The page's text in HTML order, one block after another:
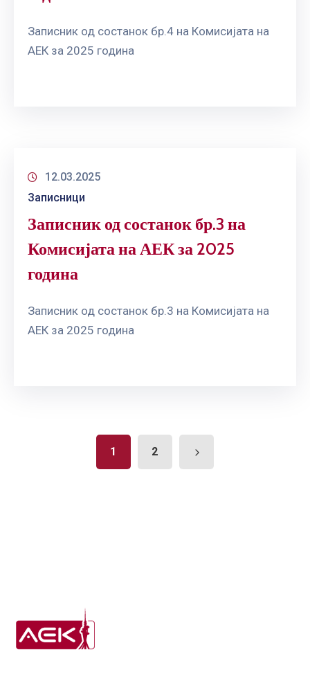
Записник од состанок бр.4 на Комисијата на
АЕК за 2025 година
12.03.2025
Записници
Записник од состанок бр.3 на
Комисијата на АЕК за 2025
година
Записник од состанок бр.3 на Комисијата на
АЕК за 2025 година
1 2